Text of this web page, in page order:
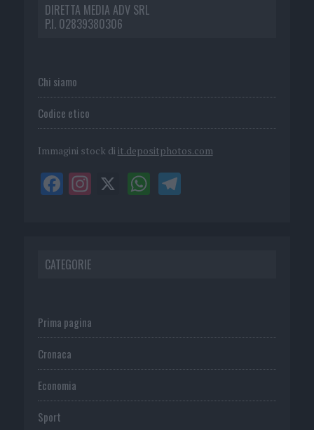
DIRETTA MEDIA ADV SRL
P.I. 02839380306
Chi siamo
Codice etico
Immagini stock di it.depositphotos.com
CATEGORIE
Prima pagina
Cronaca
Economia
Sport